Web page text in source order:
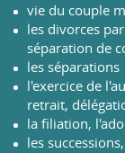
vie du couple
les divorces
séparation de
les séparations
l'exercice de
retrait,
la filiation,
les